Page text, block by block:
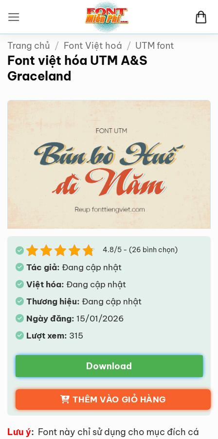
qua
nội
dung
Trang chủ / Font Việt hoá / UTM font
Font việt hóa UTM A&S
Graceland
4.8/5 - (26 bình chọn)
Tác giả: Đang cập nhật
Việt hóa: Đang cập nhật
Thương hiệu: Đang cập nhật
Ngày đăng: 15/01/2026
Lượt xem: 315
Download
THÊM VÀO GIỎ HÀNG
Lưu ý: Font này chỉ sử dụng cho mục đích cá